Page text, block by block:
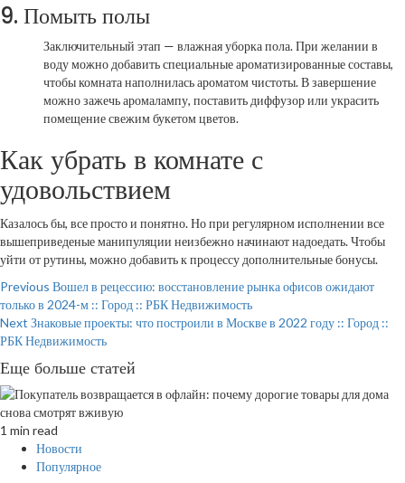
9. Помыть полы
Заключительный этап — влажная уборка пола. При желании в
воду можно добавить специальные ароматизированные составы,
чтобы комната наполниласьароматом чистоты. В завершение
можно зажечь аромалампу, поставить диффузор или украсить
помещение свежим букетом цветов.
Как убрать в комнате с
удовольствием
Казалось бы, все просто и понятно. Но при регулярном исполнении все
вышеприведеные манипуляции неизбежно начинают надоедать. Чтобы
уйти от рутины, можно добавить к процессу дополнительные бонусы.
Continue
Reading
Previous Вошел в рецессию: восстановление рынка офисов ожидают
только в 2024-м :: Город :: РБК Недвижимость
Next Знаковые проекты: что построили в Москве в 2022 году :: Город ::
РБК Недвижимость
Еще больше статей
1 min read
Новости
Популярное